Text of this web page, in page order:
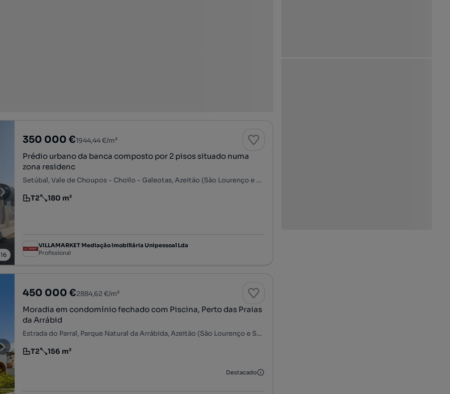
16
350 000 €1944,44 €/m²
Prédio urbano da banca composto por 2 pisos situado numa
zona residenc
Setúbal, Vale de Choupos - Choilo - Galeotas, Azeitão (São Lourenço e São Simão), Setúbal, Setúbal
Tipologia
T2
Preço por metro quadrado
180 m²
VILLAMARKET Mediação Imobiliária Unipessoal Lda
Profissional
450 000 €2884,62 €/m²
Moradia em condomínio fechado com Piscina, Perto das Praias
da Arrábid
Estrada do Parral, Parque Natural da Arrábida, Azeitão (São Lourenço e São Simão), Setúbal, Setúbal
Tipologia
T2
Preço por metro quadrado
156 m²
Destacado